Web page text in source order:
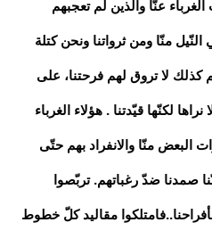
عنّا والّذين لم تعجبهم
النّيل منّا ومن ثرواتنا ونحن كتلة
لا تروق لهم فرحتنا، على
لكنّها قيّدتنا . هؤلاء الغرباء
البعض منّا والانفراد بهم حتّى
صمدنا ضدّ رغباتهم. تربّصوا
بأفراحنا..فامتلكوا مقاليد كلّ خطوط